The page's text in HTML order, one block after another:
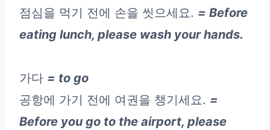
점심을 먹기 전에 손을 씻으세요. = Before
eating lunch, please wash your hands.
가다 = to go
공항에 가기 전에 여권을 챙기세요. =
Before you go to the airport, please